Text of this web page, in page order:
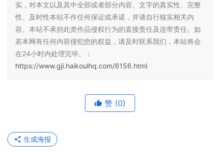
实，对本文以及其中全部或者部分内容、文字的真实性、完整
性、及时性本站不作任何保证或承诺，并请自行核实相关内
容。本站不承担此类作品侵权行为的直接责任及连带责任。如
若本网有任何内容侵犯您的权益，请及时联系我们，本站将会
在24小时内处理完毕。：
https://www.gji.haikoulhq.com/6156.html
赞 (0)
生成海报